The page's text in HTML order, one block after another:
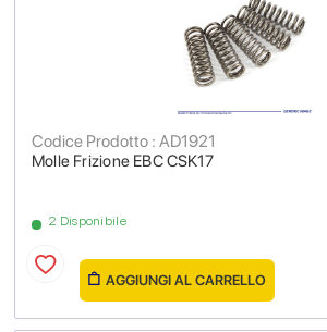
Molle Frizione EBC CSK17
Codice Prodotto : AD1921
2 Disponibile
AGGIUNGI AL CARRELLO